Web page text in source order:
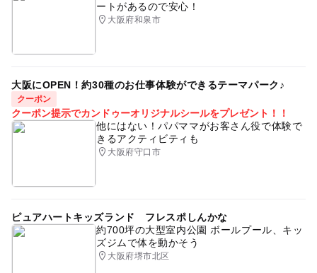
ートがあるので安心！
大阪府和泉市
大阪にOPEN！約30種のお仕事体験ができるテーマパーク♪
クーポン
クーポン提示でカンドゥーオリジナルシールをプレゼント！！
他にはない！パパママがお客さん役で体験で
きるアクティビティも
大阪府守口市
ピュアハートキッズランド フレスポしんかな
約700坪の大型室内公園 ボールプール、キッ
ズジムで体を動かそう
大阪府堺市北区